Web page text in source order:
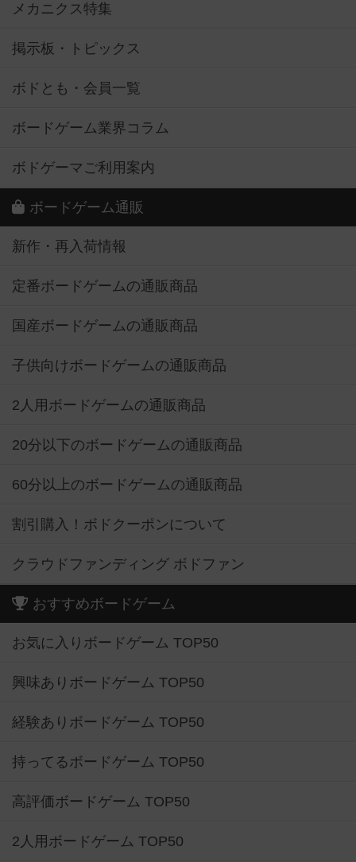
メカニクス特集
掲示板・トピックス
ボドとも・会員一覧
ボードゲーム業界コラム
ボドゲーマご利用案内
ボードゲーム通販
新作・再入荷情報
定番ボードゲームの通販商品
国産ボードゲームの通販商品
子供向けボードゲームの通販商品
2人用ボードゲームの通販商品
20分以下のボードゲームの通販商品
60分以上のボードゲームの通販商品
割引購入！ボドクーポンについて
クラウドファンディング ボドファン
おすすめボードゲーム
お気に入りボードゲーム TOP50
興味ありボードゲーム TOP50
経験ありボードゲーム TOP50
持ってるボードゲーム TOP50
高評価ボードゲーム TOP50
2人用ボードゲーム TOP50